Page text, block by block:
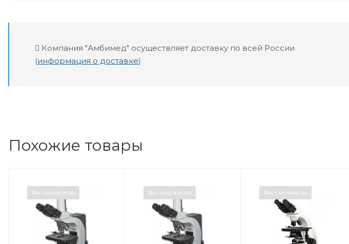
Компания "Амбимед" осуществляет доставку по всей России
(информация о доставке)
Похожие товары
Вы смотрели Вы смотрели Вы смотрели